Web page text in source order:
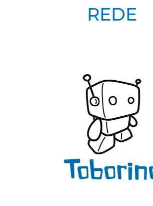
REDE